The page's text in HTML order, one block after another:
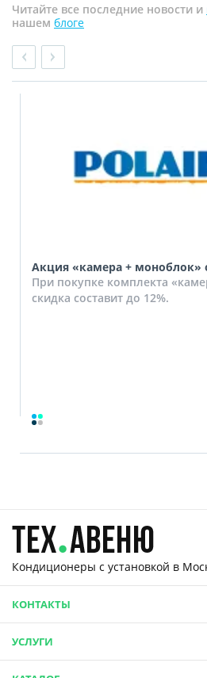
Читайте все последние новости и
нашем блоге
Акция «камера + моноблок»
При покупке комплекта
скидка составит до 12%.
Кондиционеры с установкой в
КОНТАКТЫ
УСЛУГИ